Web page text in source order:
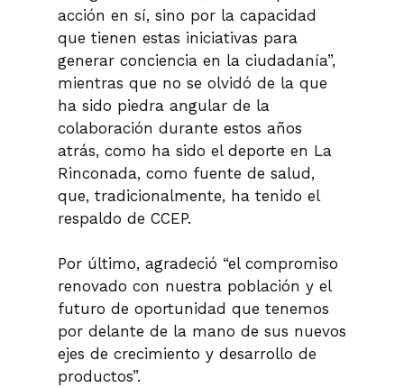
acción en sí, sino por la capacidad
que tienen estas iniciativas para
generar conciencia en la ciudadanía”,
mientras que no se olvidó de la que
ha sido piedra angular de la
colaboración durante estos años
atrás, como ha sido el deporte en La
Rinconada, como fuente de salud,
que, tradicionalmente, ha tenido el
respaldo de CCEP.
Por último, agradeció “el compromiso
renovado con nuestra población y el
futuro de oportunidad que tenemos
por delante de la mano de sus nuevos
ejes de crecimiento y desarrollo de
productos”.